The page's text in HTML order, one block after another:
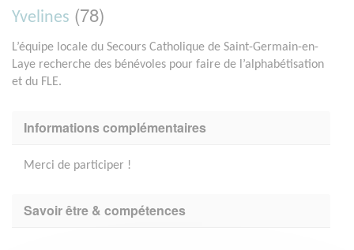
Yvelines (78)
L’équipe locale du Secours Catholique de Saint-Germain-en-
Laye recherche des bénévoles pour faire de l’alphabétisation
et du FLE.
Informations complémentaires
Merci de participer !
Savoir être & compétences